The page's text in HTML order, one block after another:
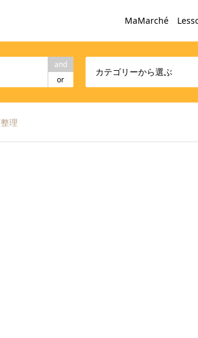
MaMarché
and
or
カテゴリーから選ぶ
理